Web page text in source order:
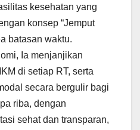
kesehatan yang
konsep “Jemput
batasan waktu.
Ia menjanjikan
di setiap RT, serta
secara bergulir bagi
riba, dengan
sehat dan transparan,